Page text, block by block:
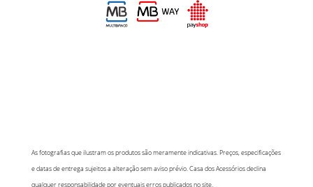
As fotografias que ilustram os produtos são meramente indicativas. Preços, especificações
e datas de entrega sujeitos a alteração sem aviso prévio. Casa dos Acessórios declina
qualquer responsabilidade por eventuais erros publicados no site.